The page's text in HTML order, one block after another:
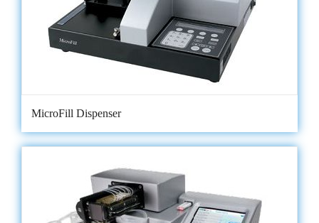
MicroFill Dispenser